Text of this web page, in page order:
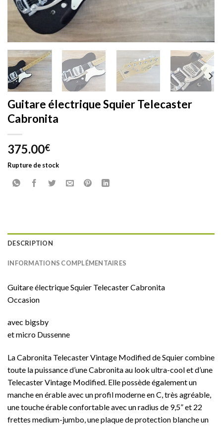
Guitare électrique Squier Telecaster
Cabronita
375.00€
Rupture de stock
DESCRIPTION
INFORMATIONS COMPLÉMENTAIRES
Guitare électrique Squier Telecaster Cabronita
Occasion
avec bigsby
et micro Dussenne
La Cabronita Telecaster Vintage Modified de Squier combine
toute la puissance d’une Cabronita au look ultra-cool et d’une
Telecaster Vintage Modified. Elle possède également un
manche en érable avec un profil moderne en C, très agréable,
une touche érable confortable avec un radius de 9,5” et 22
frettes medium-jumbo, une plaque de protection blanche un